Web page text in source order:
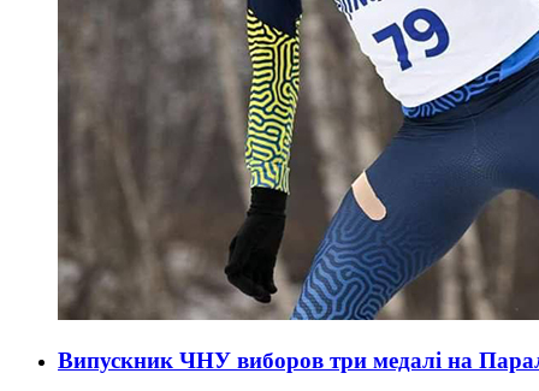
Випускник ЧНУ виборов три медалі на